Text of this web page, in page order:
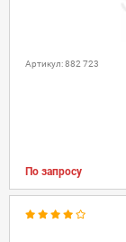
Артикул: 882 723
По запросу